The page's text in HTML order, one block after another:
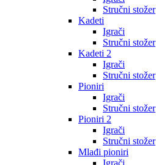
Stručni stožer
Kadeti
Igrači
Stručni stožer
Kadeti 2
Igrači
Stručni stožer
Pioniri
Igrači
Stručni stožer
Pioniri 2
Igrači
Stručni stožer
Mlađi pioniri
Igrači